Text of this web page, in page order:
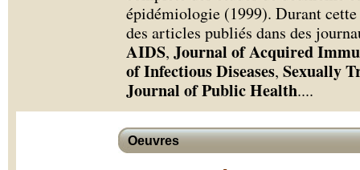
épidémiologie (1999). Durant
des articles publiés dans des
AIDS, Journal of Acquired
of Infectious Diseases, Sexually
Journal of Public Health....
Oeuvres